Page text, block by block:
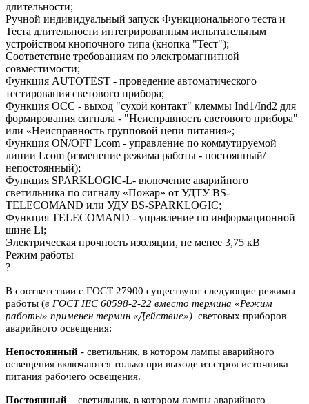
длительности;
Ручной индивидуальный запуск Функционального теста и
Теста длительности интегрированным испытательным
устройством кнопочного типа (кнопка "Тест");
Соответствие требованиям по электромагнитной
совместимости;
Функция AUTOTEST - проведение автоматического
тестирования светового прибора;
Функция OCC - выход "сухой контакт" клеммы Ind1/Ind2 для
формирования сигнала - "Неисправность светового прибора"
или «Неисправность групповой цепи питания»;
Функция ON/OFF Lcom - управление по коммутируемой
линии Lcom (изменение режима работы - постоянный/
непостоянный);
Функция SPARKLOGIC-L- включение аварийного
светильника по сигналу «Пожар» от УДТУ BS-
TELECOMAND или УДУ BS-SPARKLOGIC;
Функция TELECOMAND - управление по информационной
шине Li;
Электрическая прочность изоляции, не менее 3,75 кВ
Режим работы
?
В соответствии с ГОСТ 27900 существуют следующие режимы
работы (в ГОСТ IEC 60598-2-22 вместо термина «Режим
работы» применен термин «Действие») световых приборов
аварийного освещения:
Непостоянный - светильник, в котором лампы аварийного
освещения включаются только при выходе из строя источника
питания рабочего освещения.
Постоянный – светильник, в котором лампы аварийного